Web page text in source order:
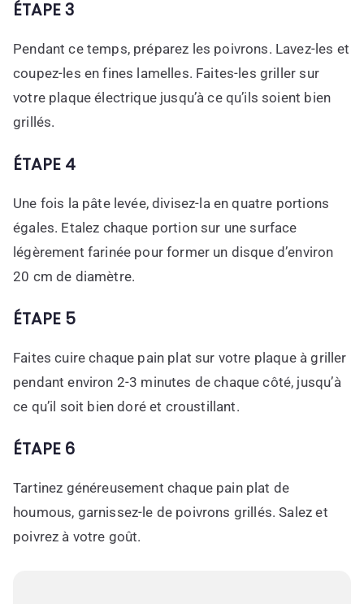
ÉTAPE 3
Pendant ce temps, préparez les poivrons. Lavez-les et
coupez-les en fines lamelles. Faites-les griller sur
votre plaque électrique jusqu’à ce qu’ils soient bien
grillés.
ÉTAPE 4
Une fois la pâte levée, divisez-la en quatre portions
égales. Etalez chaque portion sur une surface
légèrement farinée pour former un disque d’environ
20 cm de diamètre.
ÉTAPE 5
Faites cuire chaque pain plat sur votre plaque à griller
pendant environ 2-3 minutes de chaque côté, jusqu’à
ce qu’il soit bien doré et croustillant.
ÉTAPE 6
Tartinez généreusement chaque pain plat de
houmous, garnissez-le de poivrons grillés. Salez et
poivrez à votre goût.